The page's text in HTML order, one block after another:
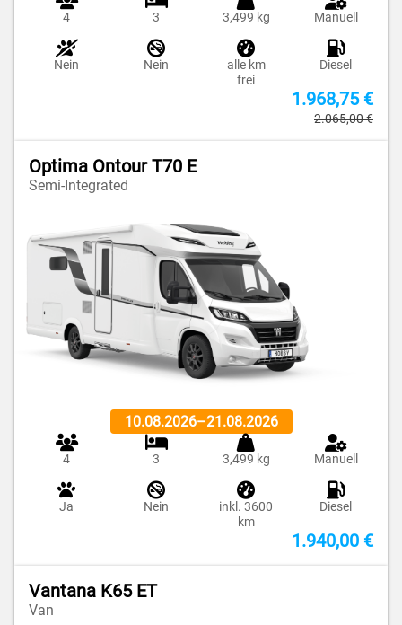
4 3 3,499 kg Manuell
Nein Nein
alle km
frei
Diesel
1.968,75 €
2.065,00 €
Optima Ontour T70 E
Semi-Integrated
10.08.2026–21.08.2026
4 3 3,499 kg Manuell
Ja Nein
inkl. 3600
km
Diesel
1.940,00 €
Vantana K65 ET
Van